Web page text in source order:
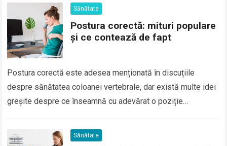
Sănătate
Postura corectă: mituri populare
și ce contează de fapt
Postura corectă este adesea menționată în discuțiile
despre sănătatea coloanei vertebrale, dar există multe idei
greșite despre ce înseamnă cu adevărat o poziție
Sănătate